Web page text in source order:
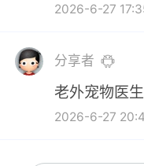
2026-6-27
分享者
老外宠物医
2026-6-27